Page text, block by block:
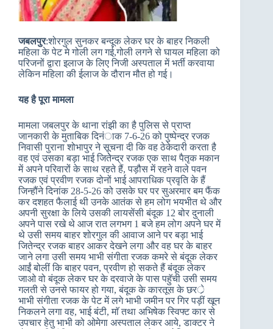
जबलपुर:शोरगुल सुनकर बन्दूक लेकर घर के बाहर निकली
महिला के पेट मे गोली लग गई,गोली लगने से घायल महिला को
परिजनों द्वारा इलाज के लिए निजी अस्पताल में भर्ती करवाया
लेकिन महिला की ईलाज के दौरान मौत हो गई।
यह है पूरा मामला
मामला जबलपुर के थाना रांझी का है पुलिस से प्राप्त
जानकारी के मुताबिक दिनंाक 7-6-26 को पुष्पेन्द्र रजक
निवासी पुराना शोभापुर ने सूचना दी कि वह ठेकेदारी करता है
वह एवं उसका बड़ा भाई जितेेन्द्र रजक एक साथ पैतृक मकान
में अपने परिवारों के साथ रहते हैं, पड़ौस में रहने वाले पवन
रजक एवं प्रवीण रजक दोनों भाई आपराधिक प्रवृति के हैं
जिन्हौंने दिनांक 28-5-26 को उसके घर पर सुअरमार बम फैंक
कर दशहत फैलाई थी उनके आतंक से हम लोग भयभीत थे और
अपनी सुरक्षा के लिये उसकी लायसेंसी बंदूक 12 बोर दुनाली
अपने पास रखे थे आज रात लगभग 1 बजे हम लोग अपने घर में
थे उसी समय बाहर शोरगुल की आवाज आने पर बड़ा भाई
जितेन्द्र रजक बाहर आकर देखने लगा और वह घर के बाहर
जाने लगा उसी समय भाभी संगीता रजक कमरे से बंदूक लेकर
आईं बोलीं कि बाहर पवन, प्रवीण हो सकते हैं बंदूक लेकर
जाओ वो बंदूक लेकर घर के दरवाजे के पास पहॅुची उसी समय
गलती से उनसे फायर हो गया, बंदूक के कारतूस के छरर्े
भाभी संगीता रजक के पेट में लगे भाभी जमीन पर गिर पड़ीं खून
निकलने लगा वह, भाई बंटी, माॅ तथा अभिषेक स्विफ्ट कार से
उपचार हेतु भाभी को ओमेगा अस्पताल लेकर आये, डाक्टर ने